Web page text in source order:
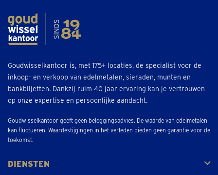
Goudwisselkantoor is, met 175+ locaties, de specialist voor de
inkoop- en verkoop van edelmetalen, sieraden, munten en
bankbiljetten. Dankzij ruim 40 jaar ervaring kan je vertrouwen
op onze expertise en persoonlijke aandacht.
Goudwisselkantoor geeft geen beleggingsadvies. De waarde van edelmetalen
kan fluctueren. Waardestijgingen in het verleden bieden geen garantie voor de
toekomst.
DIENSTEN